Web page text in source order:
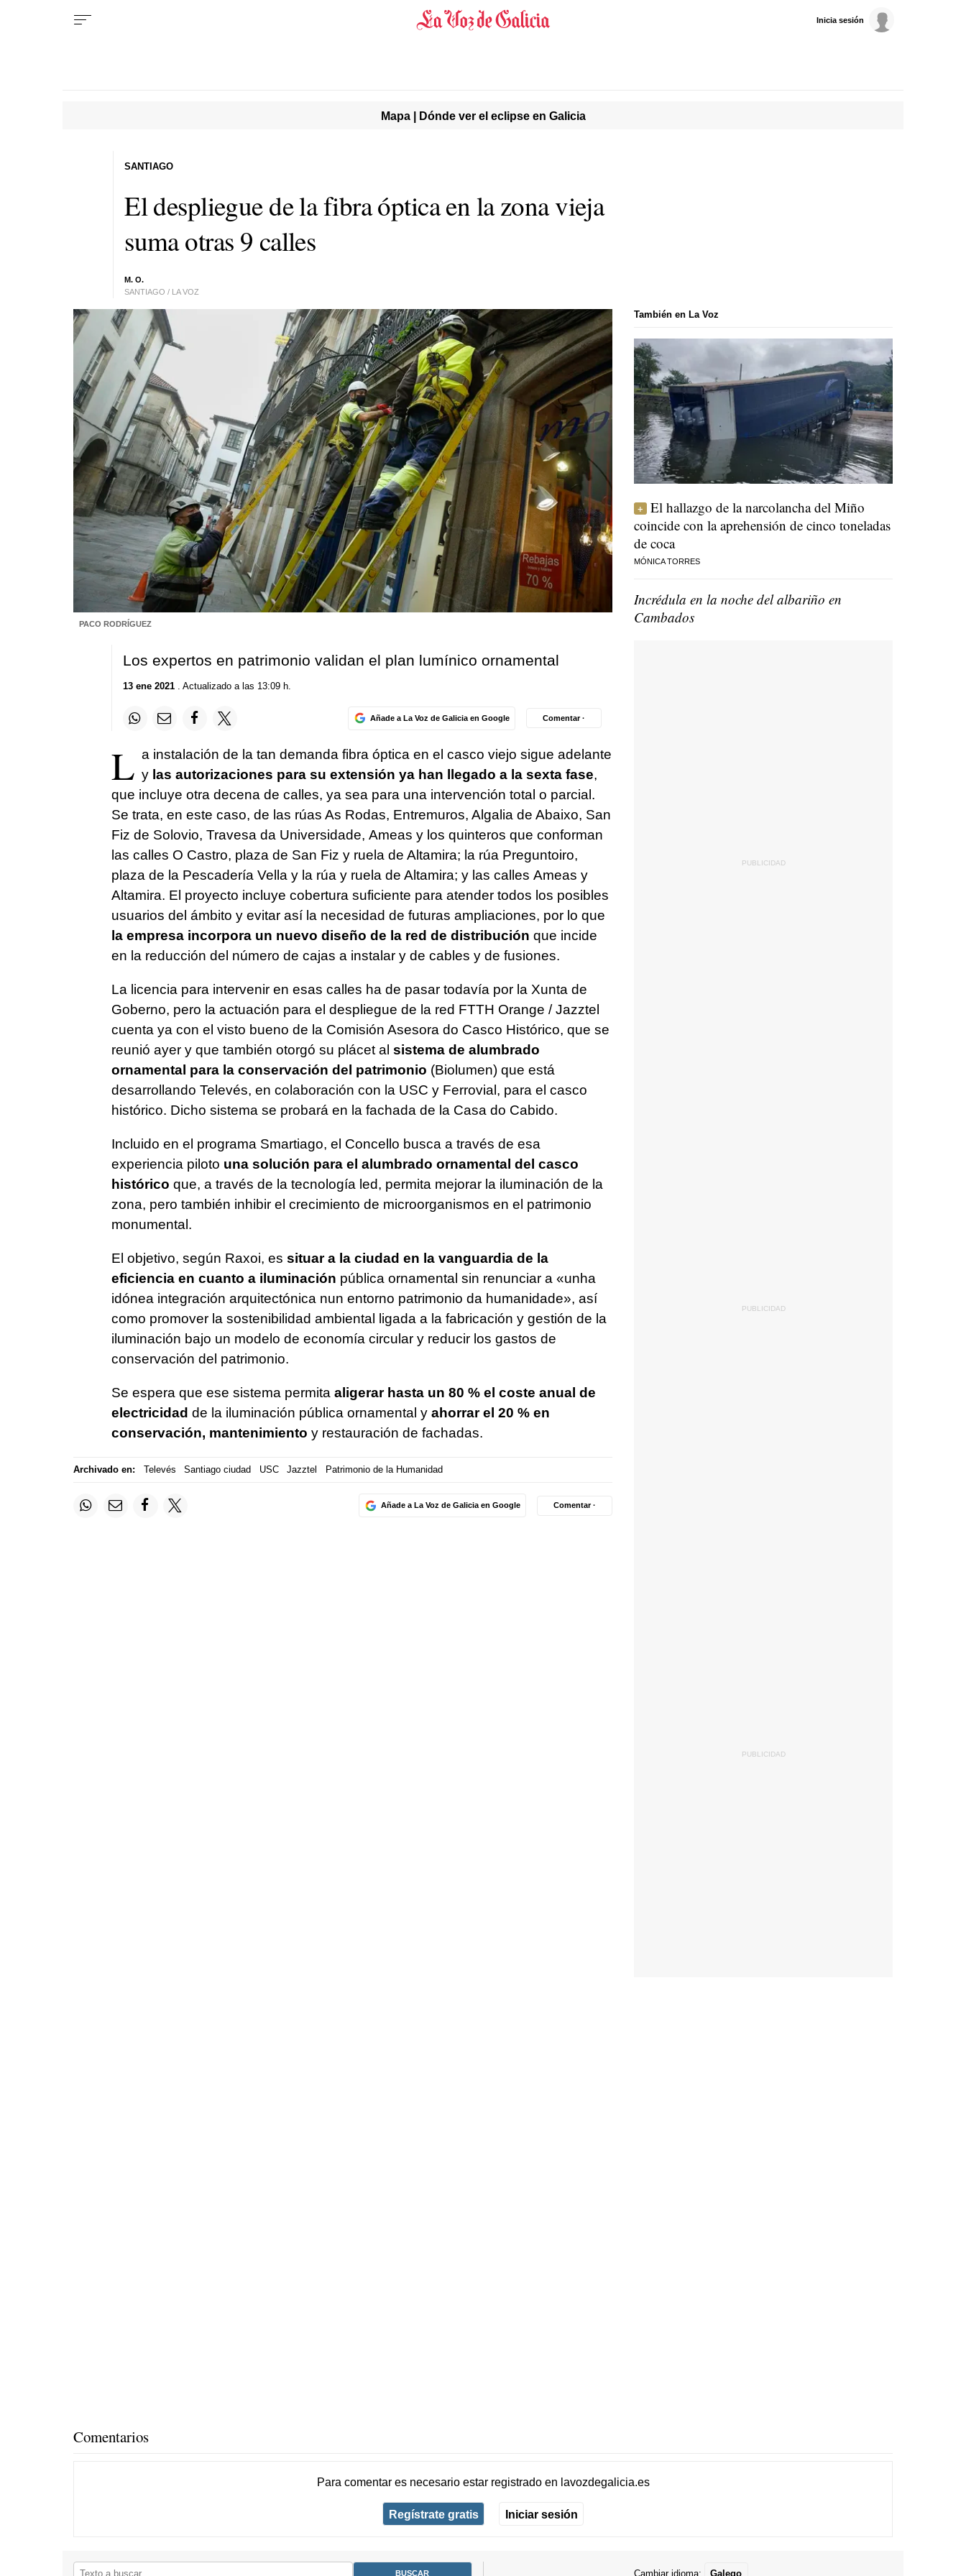
Inicia sesión
Mapa | Dónde ver el eclipse en Galicia
El despliegue de la fibra óptica en la zona vieja
suma otras 9 calles
M. O.
SANTIAGO / LA VOZ
SANTIAGO
PACO RODRÍGUEZ
Los expertos en patrimonio validan el plan lumínico ornamental
13 ene 2021. Actualizado a las 13:09 h.
Añade a La Voz de Galicia en Google Comentar ·
L a instalación de la tan demanda fibra óptica en el casco viejo sigue adelante
ylas autorizaciones para su extensión ya han llegado a la sexta fase,
que incluye otra decena de calles, ya sea para una intervención total o parcial.
Se trata, en este caso, de las rúas As Rodas, Entremuros, Algalia de Abaixo, San
Fiz de Solovio, Travesa da Universidade, Ameas y los quinteros que conforman
las calles O Castro, plaza de San Fiz y ruela de Altamira; la rúa Preguntoiro,
plaza de la Pescadería Vella y la rúa y ruela de Altamira; y las calles Ameas y
Altamira. El proyecto incluye cobertura suficiente para atender todos los posibles
usuarios del ámbito y evitar así la necesidad de futuras ampliaciones, por lo que
la empresa incorpora un nuevo diseño de la red de distribución que incide
en la reducción del número de cajas a instalar y de cables y de fusiones.
La licencia para intervenir en esas calles ha de pasar todavía por la Xunta de
Goberno, pero la actuación para el despliegue de la red FTTH Orange / Jazztel
cuenta ya con el visto bueno de la Comisión Asesora do Casco Histórico, que se
reunió ayer y que también otorgó su plácet al sistema de alumbrado
ornamental para la conservación del patrimonio (Biolumen) que está
desarrollando Televés, en colaboración con la USC y Ferrovial, para el casco
histórico. Dicho sistema se probará en la fachada de la Casa do Cabido.
Incluido en el programa Smartiago, el Concello busca a través de esa
experiencia piloto una solución para el alumbrado ornamental del casco
histórico que, a través de la tecnología led, permita mejorar la iluminación de la
zona, pero también inhibir el crecimiento de microorganismos en el patrimonio
monumental.
El objetivo, según Raxoi, es situar a la ciudad en la vanguardia de la
eficiencia en cuanto a iluminación pública ornamental sin renunciar a «unha
idónea integración arquitectónica nun entorno patrimonio da humanidade», así
como promover la sostenibilidad ambiental ligada a la fabricación y gestión de la
iluminación bajo un modelo de economía circular y reducir los gastos de
conservación del patrimonio.
Se espera que ese sistema permita aligerar hasta un 80 % el coste anual de
electricidad de la iluminación pública ornamental yahorrar el 20 % en
conservación, mantenimiento y restauración de fachadas.
Archivado en: Televés Santiago ciudad USC Jazztel Patrimonio de la Humanidad
Añade a La Voz de Galicia en Google Comentar ·
También en La Voz
El hallazgo de la narcolancha del Miño
coincide con la aprehensión de cinco toneladas
de coca
MÓNICA TORRES
Incrédula en la noche del albariño en
Cambados
Comentarios
Para comentar es necesario estar registradoen lavozdegalicia.es
Regístrate gratis Iniciar sesión
Cambiar idioma: Galego